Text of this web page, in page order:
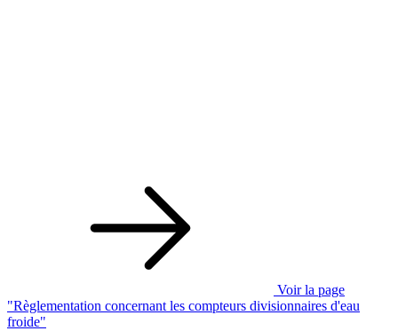
Voir la page
"Règlementation concernant les compteurs divisionnaires d'eau
froide"